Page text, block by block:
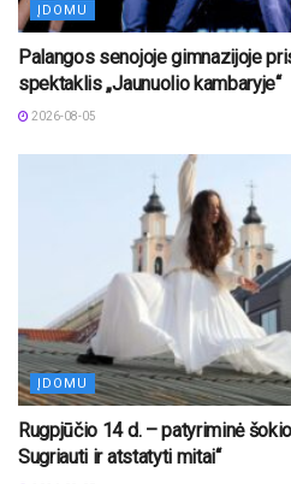
ĮDOMU
Palangos senojoje gimnazijoje
spektaklis „Jaunuolio kambaryje“
2026-08-05
ĮDOMU
Rugpjūčio 14 d. – patyriminė
Sugriauti ir atstatyti mitai“